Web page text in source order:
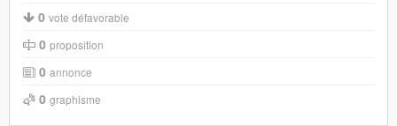
0 vote défavorable
0 proposition
0 annonce
0 graphisme